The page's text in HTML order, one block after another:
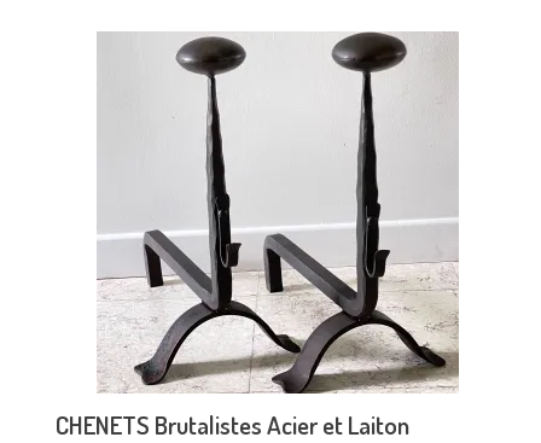
CHENETS Brutalistes Acier et Laiton